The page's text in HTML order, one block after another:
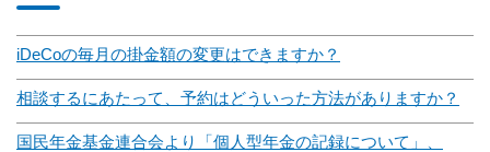
iDeCoの毎月の掛金額の変更はできますか？
相談するにあたって、予約はどういった方法がありますか？
国民年金基金連合会より「個人型年金の記録について」、